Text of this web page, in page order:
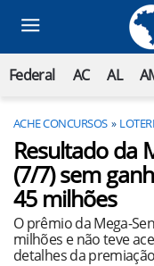
Federal AC AL
ACHE CONCURSOS
Resultado da
(7/7) sem
45 milhões
O prêmio da Mega-
milhões e não teve
detalhes da